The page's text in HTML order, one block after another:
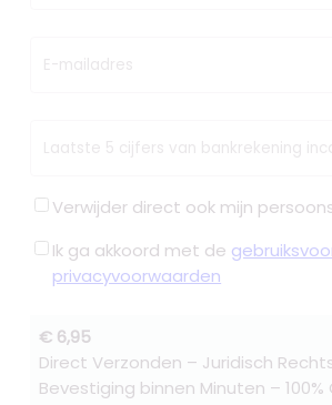
E-mailadres
Laatste 5 cijfers van bankrekening
Verwijder direct ook mijn
Ik ga akkoord met de
privacyvoorwaarden
€ 6,95
Direct Verzonden – Juridisch
Bevestiging binnen Minuten –